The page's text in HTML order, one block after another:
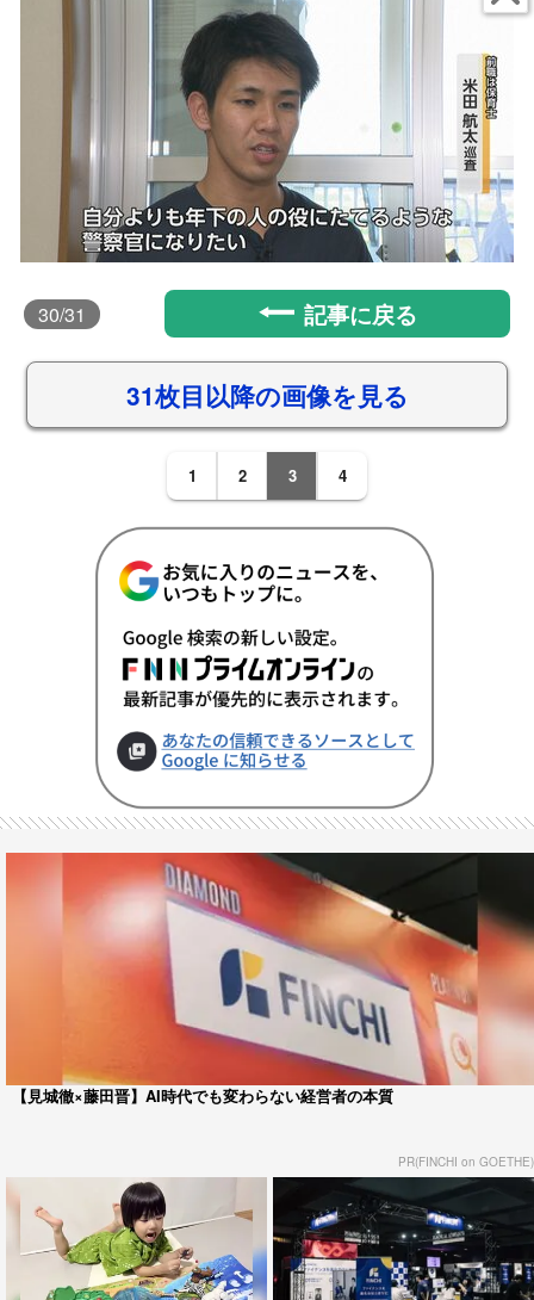
30/31 記事に戻る
31枚目以降の画像を見る
1 2 3 4
【見城徹×藤田晋】AI時代でも変わらない経営者の本質
PR(FINCHI on GOETHE)